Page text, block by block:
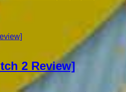
2 Review]